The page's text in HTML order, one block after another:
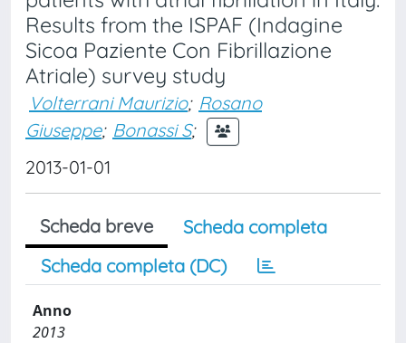
Results from the ISPAF (Indagine
Sicoa Paziente Con Fibrillazione
Atriale) survey study
Volterrani Maurizio; Rosano
Giuseppe; Bonassi S;
2013-01-01
Scheda breve
Scheda completa
Scheda completa (DC)
Anno
2013